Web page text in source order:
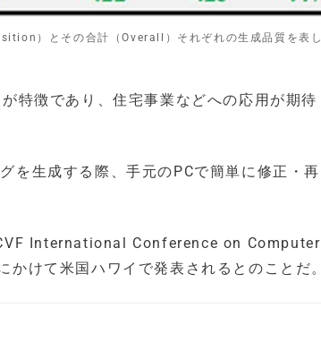
）とその合計（Overall）それぞれの生成品質を表し
特徴であり、住宅事業などへの応用が期待
を生成する際、手元のPCで簡単に修正・再
International Conference on Computer
けて米国ハワイで発表されるとのことだ。